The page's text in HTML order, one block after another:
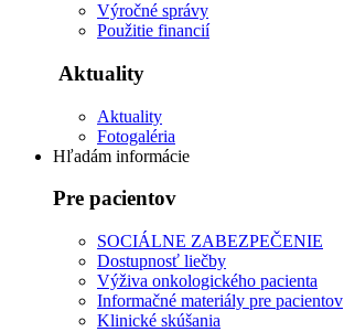
Výročné správy
Použitie financií
Aktuality
Aktuality
Fotogaléria
Hľadám informácie
Pre pacientov
SOCIÁLNE ZABEZPEČENIE
Dostupnosť liečby
Výživa onkologického pacienta
Informačné materiály pre pacientov
Klinické skúšania